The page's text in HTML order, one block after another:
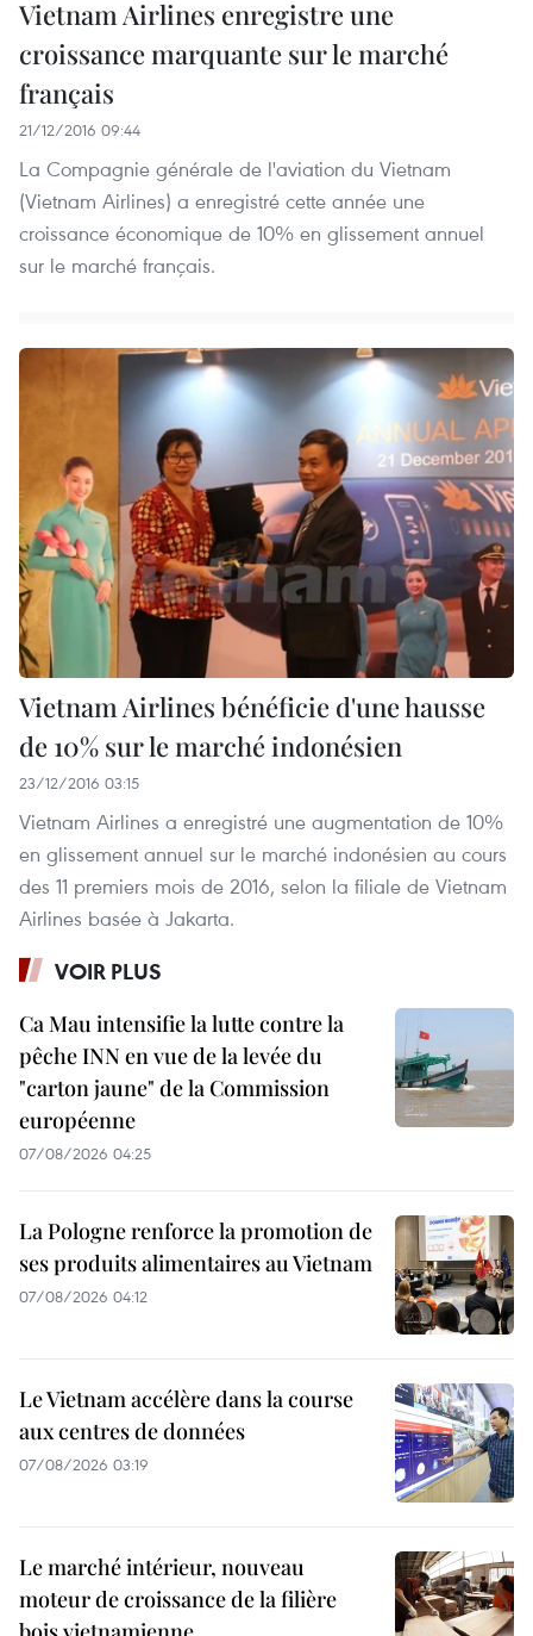
Vietnam Airlines enregistre une
croissance marquante sur le marché
français
21/12/2016 09:44
La Compagnie générale de l'aviation du Vietnam
(Vietnam Airlines) a enregistré cette année une
croissance économique de 10% en glissement annuel
sur le marché français.
Vietnam Airlines bénéficie d'une hausse
de 10% sur le marché indonésien
23/12/2016 03:15
Vietnam Airlines a enregistré une augmentation de 10%
en glissement annuel sur le marché indonésien au cours
des 11 premiers mois de 2016, selon la filiale de Vietnam
Airlines basée à Jakarta.
VOIR PLUS
Ca Mau intensifie la lutte contre la
pêche INN en vue de la levée du
"carton jaune" de la Commission
européenne
07/08/2026 04:25
La Pologne renforce la promotion de
ses produits alimentaires au Vietnam
07/08/2026 04:12
Le Vietnam accélère dans la course
aux centres de données
07/08/2026 03:19
Le marché intérieur, nouveau
moteur de croissance de la filière